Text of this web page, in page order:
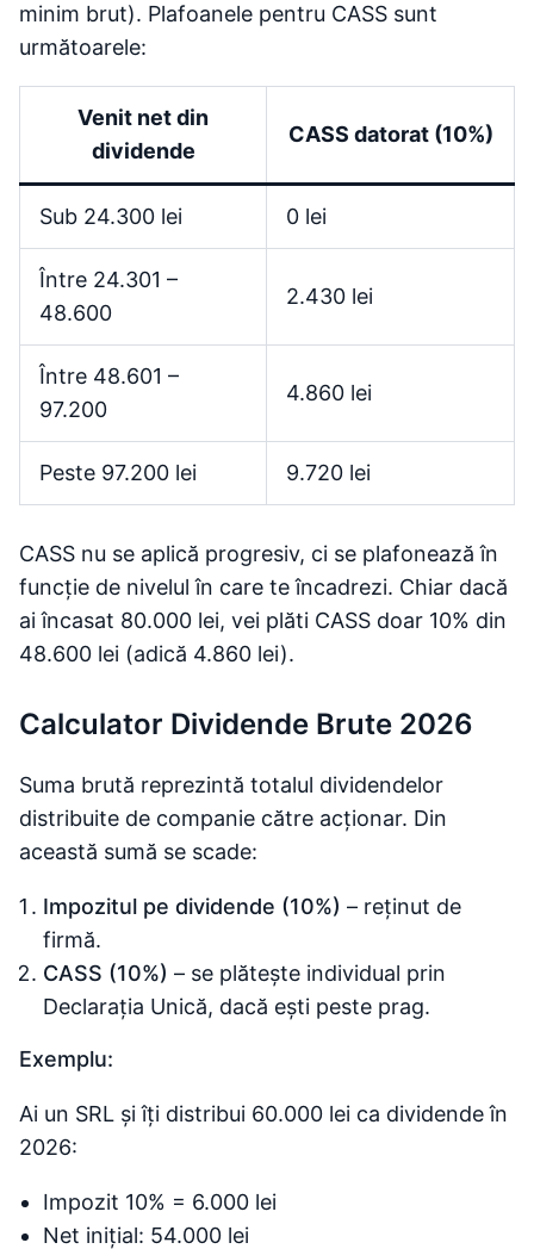
minim brut). Plafoanele pentru CASS sunt
următoarele:
Venit net din
dividende
CASS datorat (10%)
Sub 24.300 lei 0 lei
Între 24.301 –
48.600
2.430 lei
Între 48.601 –
97.200
4.860 lei
Peste 97.200 lei 9.720 lei
CASS nu se aplică progresiv, ci se plafonează în
funcție de nivelul în care te încadrezi. Chiar dacă
ai încasat 80.000 lei, vei plăti CASS doar 10% din
48.600 lei (adică 4.860 lei).
Calculator Dividende Brute 2026
Suma brută reprezintă totalul dividendelor
distribuite de companie către acționar. Din
această sumă se scade:
Impozitul pe dividende (10%) – reținut de
firmă.
CASS (10%) – se plătește individual prin
Declarația Unică, dacă ești peste prag.
Exemplu:
Ai un SRL și îți distribui 60.000 lei ca dividende în
2026:
Impozit 10% = 6.000 lei
Net inițial: 54.000 lei